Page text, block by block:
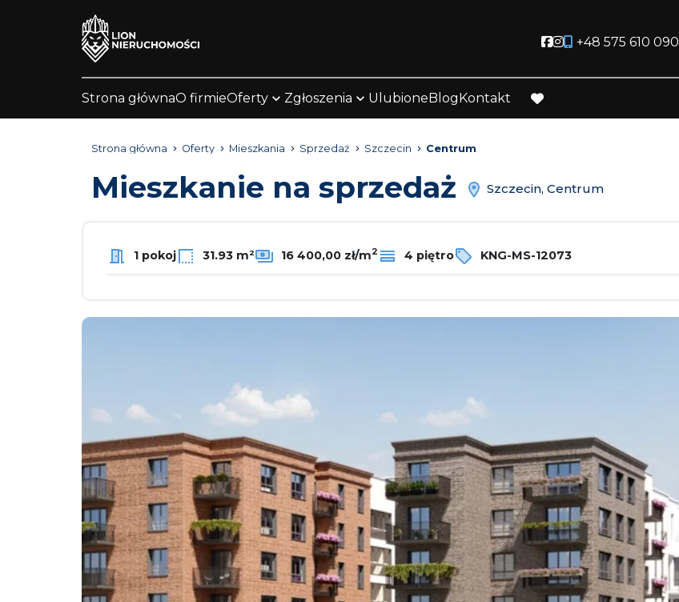
Social link
Social link
+48 575 610 090
Strona głównaO firmieOferty Zgłoszenia UlubioneBlogKontakt
favorite
Strona główna Oferty Mieszkania Sprzedaż Szczecin Centrum
Mieszkanie na sprzedaż Szczecin, Centrum
1 pokoj 31.93 m² 16 400,00 zł/m2 4 piętro KNG-MS-12073